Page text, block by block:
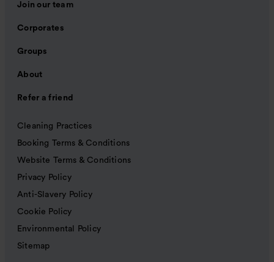
Join our team
Corporates
Groups
About
Refer a friend
Cleaning Practices
Booking Terms & Conditions
Website Terms & Conditions
Privacy Policy
Anti-Slavery Policy
Cookie Policy
Environmental Policy
Sitemap